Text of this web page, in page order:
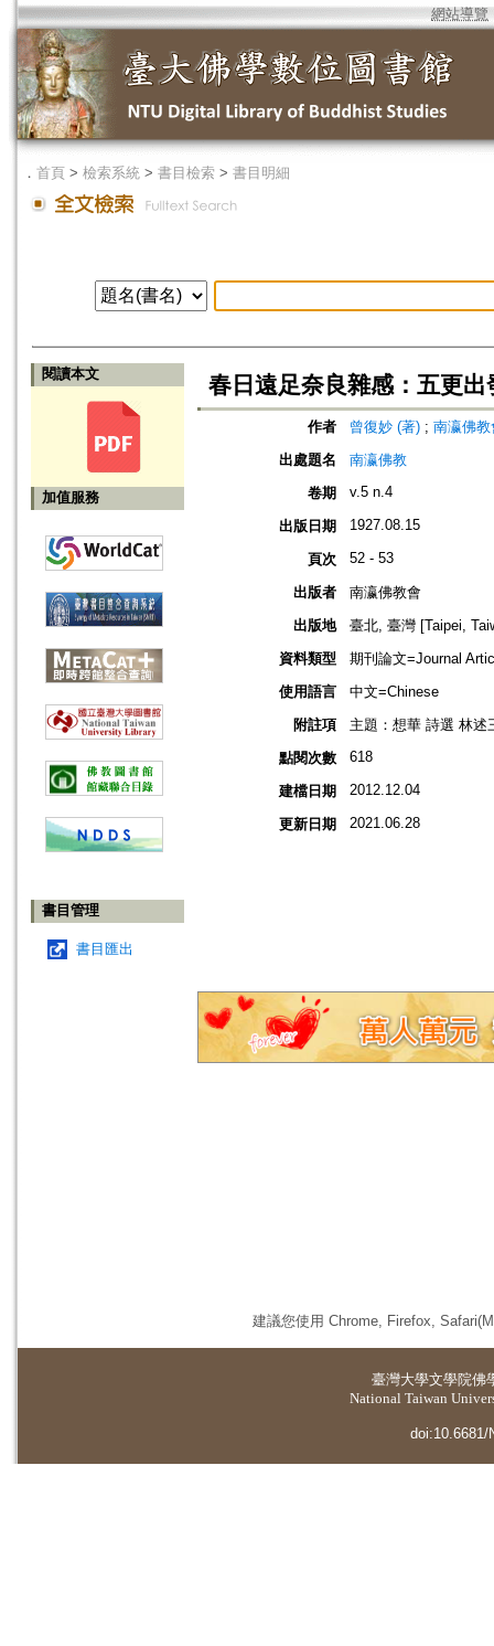
網站導覽
． 首頁 > 檢索系統 > 書目檢索 > 書目明細
閱讀本文
加值服務
書目管理
書目匯出
春日遠足奈良雜感：五更出
作者 曾復妙 (著) ; 南瀛佛
出處題名
南瀛佛教
卷期
v.5 n.4
出版日期 1927.08.15
頁次 52 - 53
出版者
南瀛佛教會
出版地
臺北, 臺灣 [Taipei,
資料類型
期刊論文=Journal
使用語言
中文=Chinese
附註項
主題：想華 詩選 林述
點閱次數
618
建檔日期 2012.12.04
更新日期 2021.06.28
建議您使用 Chrome, Firefox,
臺灣大學文學院佛
National Taiwan
doi:10.6681/